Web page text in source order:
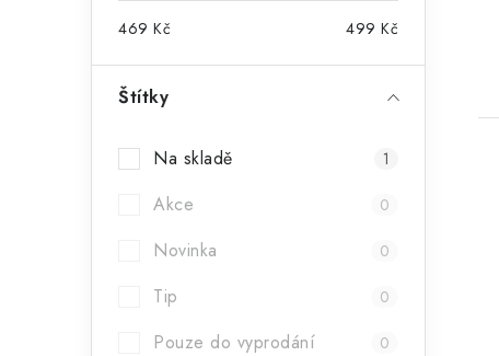
t
469 Kč 499 Kč
Štítky
Na skladě 1
Akce 0
Novinka 0
Tip 0
Pouze do vyprodání 0